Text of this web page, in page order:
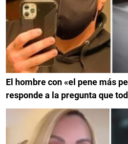
El hombre con «el pene más
responde a la pregunta que